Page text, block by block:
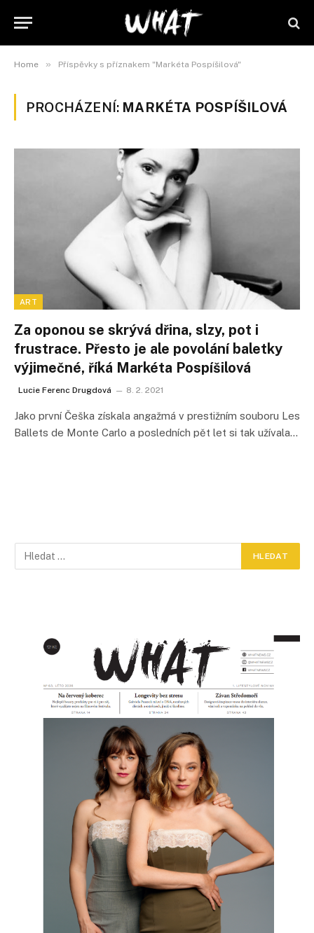
Home » Příspěvky s příznakem "Markéta Pospíšilová"
PROCHÁZENÍ: MARKÉTA POSPÍŠILOVÁ
ART
Za oponou se skrývá dřina, slzy, pot i
frustrace. Přesto je ale povolání baletky
výjimečné, říká Markéta Pospíšilová
Lucie Ferenc Drugdová 8. 2. 2021
Jako první Češka získala angažmá v prestižním souboru Les
Ballets de Monte Carlo a posledních pět let si tak užívala…